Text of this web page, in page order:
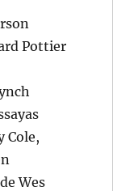
Pottier
Cole,
Wes